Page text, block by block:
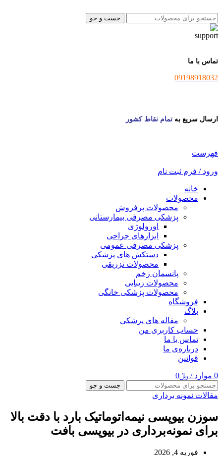
جست و جو
تماس با ما
09198918032
ارسال سریع به تمام نقاط کشور
فهرست
ورود / فرم ثبت نام
خانه
محصولات
محصولات پرفروش
پزشکی مصرفی بیمارستانی
اورولوژی
ابزارهای جراحی
پزشکی مصرفی عمومی
دستکش های پزشکی
محصولات تزریقی
پانسمان زخم
محصولات زیبایی
محصولات پزشکی خانگی
فروشگاه
بلاگ
مقاله های پزشکی
حساب کاربری من
تماس با ما
درباره‌ی ما
قوانین
0 موارد / ﷼0
جست و جو
مقالات نمونه برداری
سوزن بیوپسی نیمه‌اتوماتیک بارد با دقت بالا
برای نمونه‌برداری در بیوپسی بافت
فوریه 4, 2026